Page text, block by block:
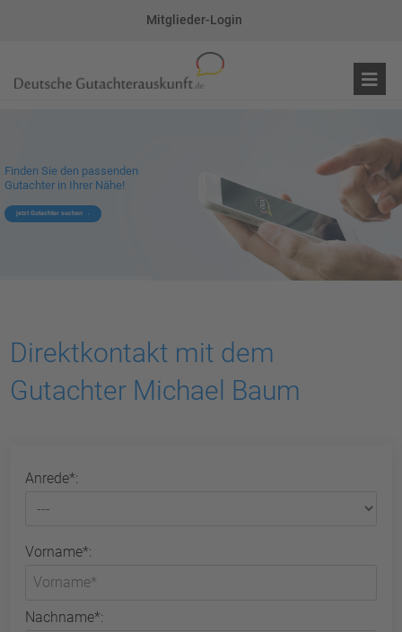
Mitglieder-Login
Finden Sie den passenden
Gutachter in Ihrer Nähe!
jetzt Gutachter suchen
Direktkontakt mit dem
Gutachter Michael Baum
Anrede*:
Vorname*:
Nachname*: